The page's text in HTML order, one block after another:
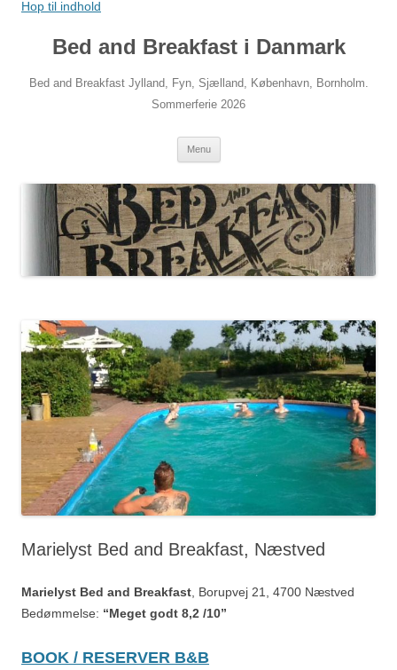
Hop til indhold
Bed and Breakfast i Danmark
Bed and Breakfast Jylland, Fyn, Sjælland, København, Bornholm.
Sommerferie 2026
Menu
Marielyst Bed and Breakfast, Næstved
Marielyst Bed and Breakfast , Borupvej 21, 4700 Næstved
Bedømmelse: “Meget godt 8,2 /10”
BOOK / RESERVER B&B